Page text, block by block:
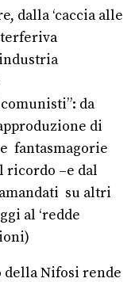
dalla ‘caccia alle
da
di
fantasmagorie
ricordo –e dal
su altri
al ‘redde
Nifosi rende